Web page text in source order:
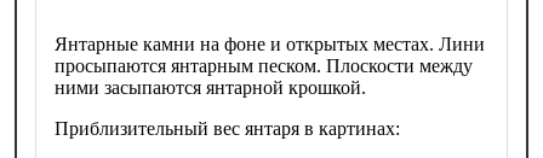
Янтарные камни на фоне и открытых местах. Лини
просыпаются янтарным песком. Плоскости между
ними засыпаются янтарной крошкой.
Приблизительный вес янтаря в картинах: